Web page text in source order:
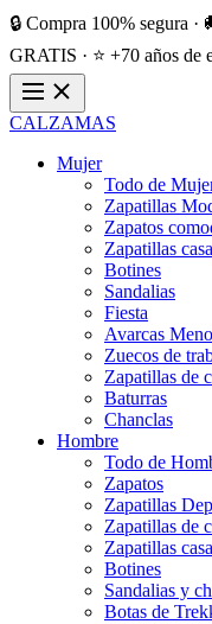
🔒 Compra 100% segura
GRATIS · ⭐ +70 años de
CALZAMAS
Mujer
Todo de
Zapatillas
Zapatos
Zapatillas casa
Botines
Sandalias
Fiesta
Avarcas
Zuecos de
Zapatillas de
Baturras
Chanclas
Hombre
Todo de
Zapatos
Zapatillas
Zapatillas de
Zapatillas
Botines
Sandalias y
Botas de